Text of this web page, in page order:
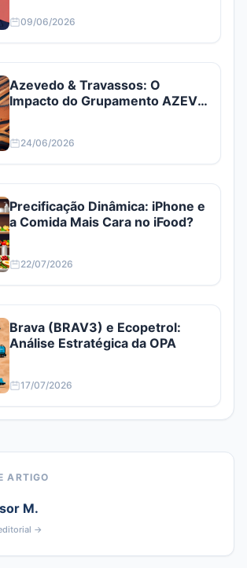
09/06/2026
Azevedo & Travassos: O
Impacto do Grupamento AZEV3
24/06/2026
Precificação Dinâmica: iPhone e
a Comida Mais Cara no iFood?
22/07/2026
Brava (BRAV3) e Ecopetrol:
Análise Estratégica da OPA
17/07/2026
ARTIGO
M.
→